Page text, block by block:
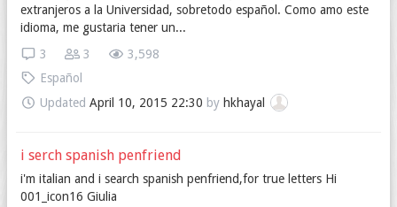
extranjeros a la Universidad, sobretodo español. Como amo este
idioma, me gustaria tener un...
3,598
3
3
Español
Updated April 10, 2015 22:30 by hkhayal
i serch spanish penfriend
i'm italian and i search spanish penfriend,for true letters Hi
001_icon16 Giulia